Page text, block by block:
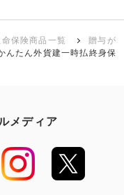
命保険商品一覧
贈与が
んたん外貨建一時払終身保
メディア